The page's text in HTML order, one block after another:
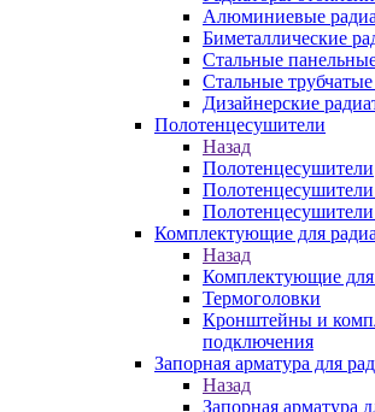
Алюминиевые
Биметаллические
Стальные
Стальные
Дизайнерские
Полотенцесушители
Назад
Полотенцесушители
Полотенцесушители
Комплектующие для
Назад
Комплектующие для
Термоголовки
Кронштейны и
подключения
Запорная арматура для
Назад
Запорная арматура